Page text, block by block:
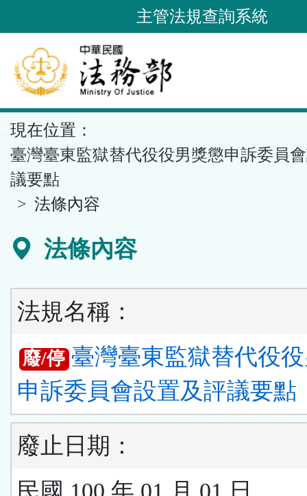
到
要
內
容
區
塊
主管法規查詢系統
現在位置：
臺灣臺東監獄替代役役男獎懲申訴委員
議要點
法條內容
法條內容
法規名稱：
廢/停 臺灣臺東監獄替代役
申訴委員會設置及評議要點
廢止日期：